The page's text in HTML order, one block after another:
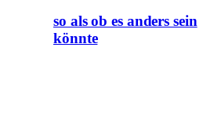
so als ob es anders sein
könnte